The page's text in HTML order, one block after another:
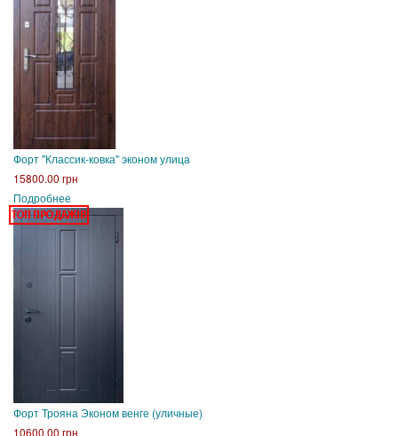
Форт "Классик-ковка" эконом улица
15800.00 грн
Подробнее
Форт Трояна Эконом венге (уличные)
10600.00 грн